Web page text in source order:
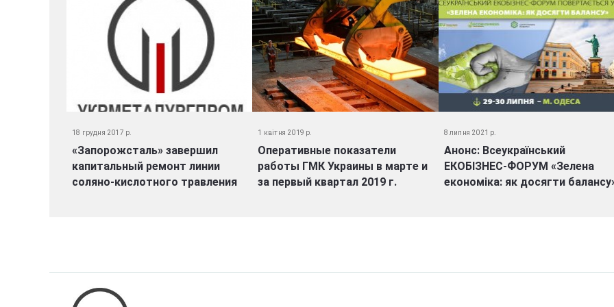
18 грудня 2017 р.
«Запорожсталь» завершил
капитальный ремонт линии
соляно-кислотного травления
1 квітня 2019 р.
Оперативные показатели
работы ГМК Украины в марте и
за первый квартал 2019 г.
8 липня 2021 р.
Анонс: Всеукраїнський
ЕКОБІЗНЕС-ФОРУМ «Зелена
економіка: як досягти